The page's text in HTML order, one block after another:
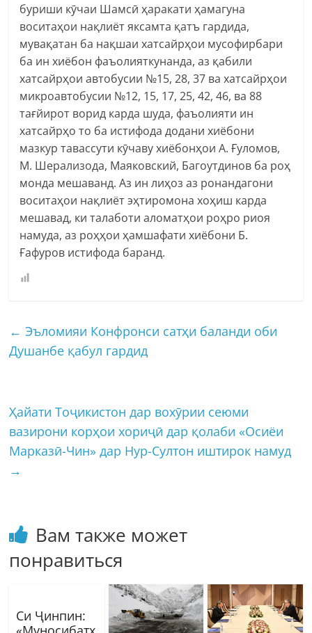
буриши кӯчаи Шамсӣ ҳаракати ҳамагуна
воситаҳои нақлиёт яксамта қатъ гардида,
мувақатан ба нақшаи хатсайрҳои мусофирбари
ба ин хиёбон фаъолияткунанда, аз қабили
хатсайрҳои автобусии №15, 28, 37 ва хатсайрҳои
микроавтобусии №12, 15, 17, 25, 42, 46, ва 88
тағйирот ворид карда шуда, фаъолияти ин
хатсайрҳо то ба истифода додани хиёбони
мазкур тавассути кӯчаву хиёбонҳои А. Ғуломов,
М. Шерализода, Маяковский, Багоутдинов ба роҳ
монда мешаванд. Аз ин лиҳоз аз ронандагони
воситаҳои нақлиёт эҳтиромона хоҳиш карда
мешавад, ки талаботи аломатҳои роҳро риоя
намуда, аз роҳҳои ҳамшафати хиёбони Б.
Ғафуров истифода баранд.
← Эъломияи Конфронси сатҳи баланди оби
Душанбе қабул гардид
Ҳайати Тоҷикистон дар вохӯрии сеюми
вазирони корҳои хориҷӣ дар қолаби «Осиёи
Марказӣ-Чин» дар Нур-Султон иштирок намуд
→
Вам также может
понравиться
Си Ҷинпин: